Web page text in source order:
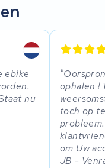
ebike
nu
ophalen !
toch op
om Uw
JB -